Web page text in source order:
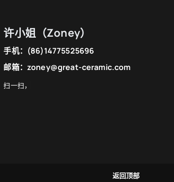
许小姐（Zoney）
手机： (86)14775525696
邮箱： zoney@great-ceramic.com
返回顶部